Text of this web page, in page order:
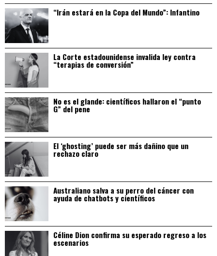
“Irán estará en la Copa del Mundo”: Infantino
La Corte estadounidense invalida ley contra
“terapias de conversión”
No es el glande: científicos hallaron el “punto
G” del pene
El ‘ghosting’ puede ser más dañino que un
rechazo claro
Australiano salva a su perro del cáncer con
ayuda de chatbots y científicos
Céline Dion confirma su esperado regreso a los
escenarios